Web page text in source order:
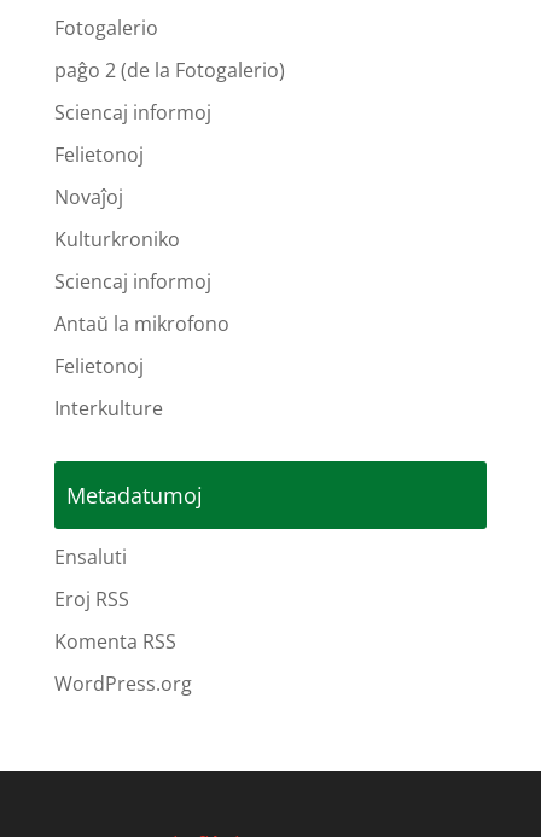
Fotogalerio
paĝo 2 (de la Fotogalerio)
Sciencaj informoj
Felietonoj
Novaĵoj
Kulturkroniko
Sciencaj informoj
Antaŭ la mikrofono
Felietonoj
Interkulture
Metadatumoj
Ensaluti
Eroj RSS
Komenta RSS
WordPress.org